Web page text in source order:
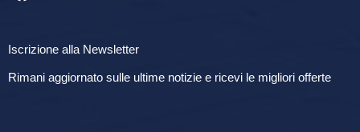
Iscrizione alla Newsletter
Rimani aggiornato sulle ultime notizie e ricevi le migliori offerte